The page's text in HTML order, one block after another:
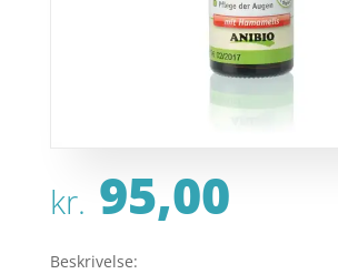
kr. 95,00
Beskrivelse: